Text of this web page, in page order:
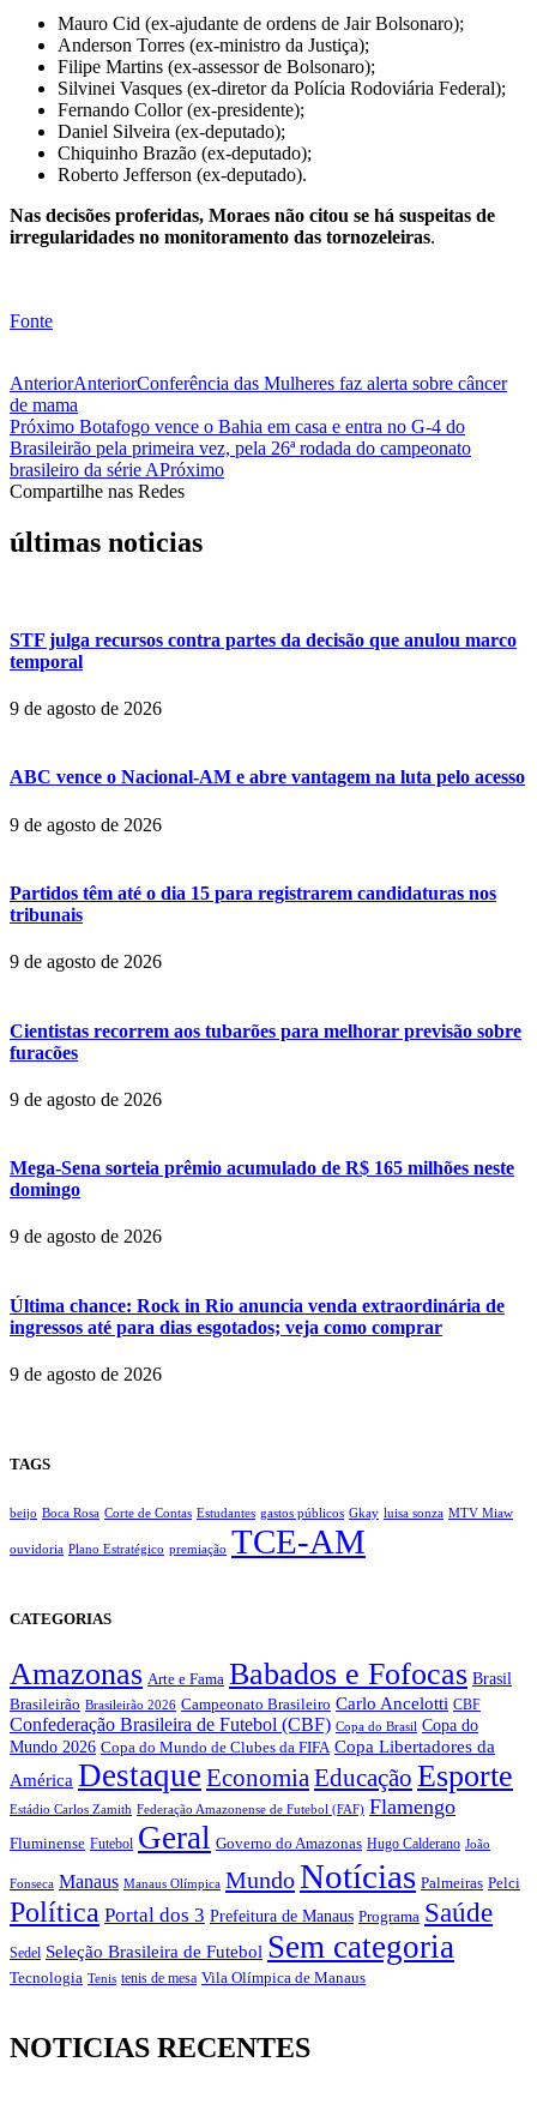
Mauro Cid (ex-ajudante de ordens de Jair Bolsonaro);
Anderson Torres (ex-ministro da Justiça);
Filipe Martins (ex-assessor de Bolsonaro);
Silvinei Vasques (ex-diretor da Polícia Rodoviária Federal);
Fernando Collor (ex-presidente);
Daniel Silveira (ex-deputado);
Chiquinho Brazão (ex-deputado);
Roberto Jefferson (ex-deputado).
Nas decisões proferidas, Moraes não citou se há suspeitas de
irregularidades no monitoramento das tornozeleiras.
Fonte
AnteriorAnteriorConferência das Mulheres faz alerta sobre câncer
de mama
Próximo Botafogo vence o Bahia em casa e entra no G-4 do
Brasileirão pela primeira vez, pela 26ª rodada do campeonato
brasileiro da série APróximo
Compartilhe nas Redes
últimas noticias
STF julga recursos contra partes da decisão que anulou marco
temporal
9 de agosto de 2026
ABC vence o Nacional-AM e abre vantagem na luta pelo acesso
9 de agosto de 2026
Partidos têm até o dia 15 para registrarem candidaturas nos
tribunais
9 de agosto de 2026
Cientistas recorrem aos tubarões para melhorar previsão sobre
furacões
9 de agosto de 2026
Mega-Sena sorteia prêmio acumulado de R$ 165 milhões neste
domingo
9 de agosto de 2026
Última chance: Rock in Rio anuncia venda extraordinária de
ingressos até para dias esgotados; veja como comprar
9 de agosto de 2026
TAGS
beijo Boca Rosa Corte de Contas Estudantes gastos públicos Gkay luisa sonza MTV Miaw
ouvidoria Plano Estratégico premiação TCE-AM
CATEGORIAS
Amazonas Arte e Fama Babados e Fofocas Brasil
Brasileirão Brasileirão 2026 Campeonato Brasileiro Carlo Ancelotti CBF
Confederação Brasileira de Futebol (CBF) Copa do Brasil Copa do
Mundo 2026 Copa do Mundo de Clubes da FIFA Copa Libertadores da
América Destaque Economia Educação Esporte
Estádio Carlos Zamith Federação Amazonense de Futebol (FAF) Flamengo
Fluminense Futebol Geral Governo do Amazonas Hugo Calderano João
Fonseca Manaus Manaus Olímpica MundoNotícias Palmeiras Pelci
Política Portal dos 3 Prefeitura de Manaus Programa Saúde
Sedel Seleção Brasileira de Futebol Sem categoria
Tecnologia Tenis tenis de mesa Vila Olímpica de Manaus
NOTICIAS RECENTES